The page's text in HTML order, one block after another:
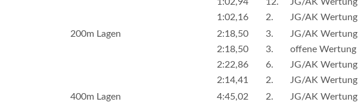
1:02,16
2. JG/AK Wertung
200m Lagen
2:18,50 3. JG/AK Wertung
2:18,50
3. offene Wertung
2:22,86
6. JG/AK Wertung
2:14,41
2. JG/AK Wertung
400m Lagen
4:45,02 2. JG/AK Wertung